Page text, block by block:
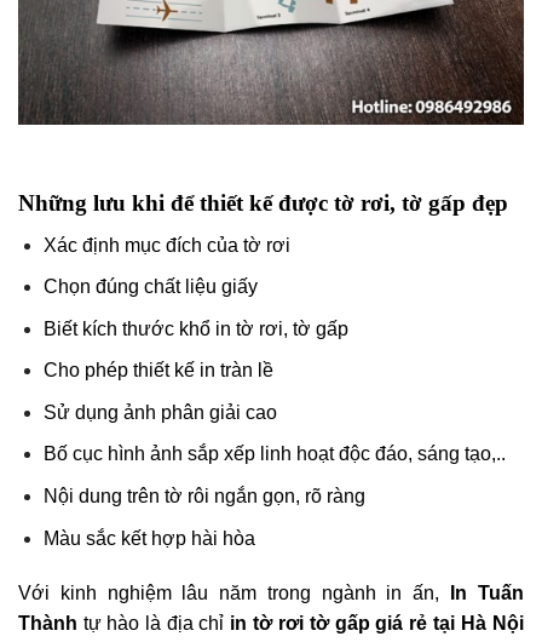
Những lưu khi để thiết kế được tờ rơi, tờ gấp đẹp
Xác định mục đích của tờ rơi
Chọn đúng chất liệu giấy
Biết kích thước khổ in tờ rơi, tờ gấp
Cho phép thiết kế in tràn lề
Sử dụng ảnh phân giải cao
Bố cục hình ảnh sắp xếp linh hoạt độc đáo, sáng tạo,..
Nội dung trên tờ rôi ngắn gọn, rõ ràng
Màu sắc kết hợp hài hòa
Với kinh nghiệm lâu năm trong ngành in ấn,
In Tuấn
Thành tự hào là địa chỉ in tờ rơi tờ gấp giá rẻ tại Hà Nội